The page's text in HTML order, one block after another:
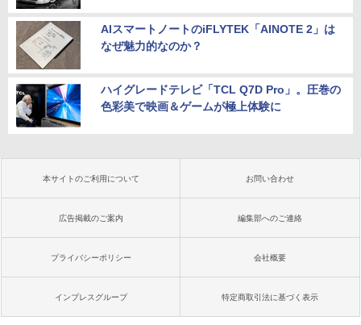
AIスマートノートのiFLYTEK「AINOTE 2」は
なぜ魅力的なのか？
ハイグレードテレビ「TCL Q7D Pro」。圧巻の
色彩美で映画＆ゲームが極上体験に
本サイトのご利用について お問い合わせ
広告掲載のご案内 編集部へのご連絡
プライバシーポリシー 会社概要
インプレスグループ 特定商取引法に基づく表示